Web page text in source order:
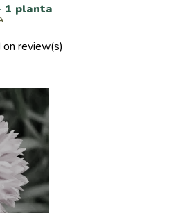
1 planta
review(s)